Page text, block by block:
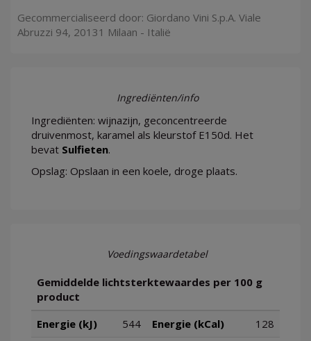
Gecommercialiseerd door: Giordano Vini S.p.A. Viale
Abruzzi 94, 20131 Milaan - Italië
Ingrediënten/info
Ingrediënten: wijnazijn, geconcentreerde
druivenmost, karamel als kleurstof E150d. Het
bevat Sulfieten.
Opslag: Opslaan in een koele, droge plaats.
Voedingswaardetabel
Gemiddelde lichtsterktewaardes per 100 g
product
Energie (kJ)
544 Energie (kCal)
128